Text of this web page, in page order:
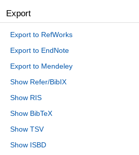
Export
Export to RefWorks
Export to EndNote
Export to Mendeley
Show Refer/BibIX
Show RIS
Show BibTeX
Show TSV
Show ISBD